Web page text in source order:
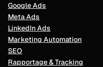
Google Ads
Meta Ads
LinkedIn Ads
Marketing Automation
SEO
Rapportage & Tracking